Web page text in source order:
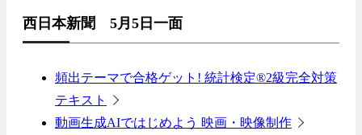
西日本新聞 5月5日一面
頻出テーマで合格ゲット! 統計検定®2級完全対策
テキスト
動画生成AIではじめよう 映画・映像制作